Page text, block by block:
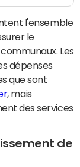
l'ensemble
le
Les
dépenses
que sont
, mais
des services
de